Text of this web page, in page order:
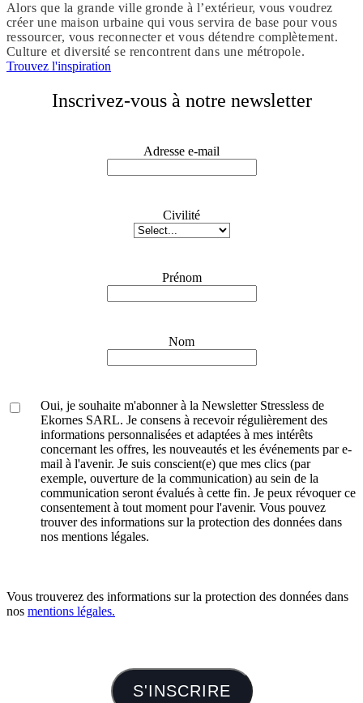
Alors que la grande ville gronde à l’extérieur, vous voudrez
créer une maison urbaine qui vous servira de base pour vous
ressourcer, vous reconnecter et vous détendre complètement.
Culture et diversité se rencontrent dans une métropole.
Trouvez l'inspiration
Inscrivez-vous à notre newsletter
Adresse e-mail
Civilité
Prénom
Nom
Oui, je souhaite m'abonner à la Newsletter Stressless de
Ekornes SARL. Je consens à recevoir régulièrement des
informations personnalisées et adaptées à mes intérêts
concernant les offres, les nouveautés et les événements par e-
mail à l'avenir. Je suis conscient(e) que mes clics (par
exemple, ouverture de la communication) au sein de la
communication seront évalués à cette fin. Je peux révoquer ce
consentement à tout moment pour l'avenir. Vous pouvez
trouver des informations sur la protection des données dans
nos mentions légales.
Vous trouverez des informations sur la protection des données dans
nos mentions légales.
S'INSCRIRE